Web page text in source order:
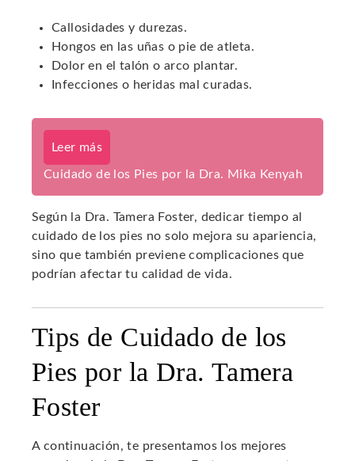
Callosidades y durezas.
Hongos en las uñas o pie de atleta.
Dolor en el talón o arco plantar.
Infecciones o heridas mal curadas.
Leer más
Cuidado de los Pies por la Dra. Mika Kenyah
Según la Dra. Tamera Foster, dedicar tiempo al
cuidado de los pies no solo mejora su apariencia,
sino que también previene complicaciones que
podrían afectar tu calidad de vida.
Tips de Cuidado de los
Pies por la Dra. Tamera
Foster
A continuación, te presentamos los mejores